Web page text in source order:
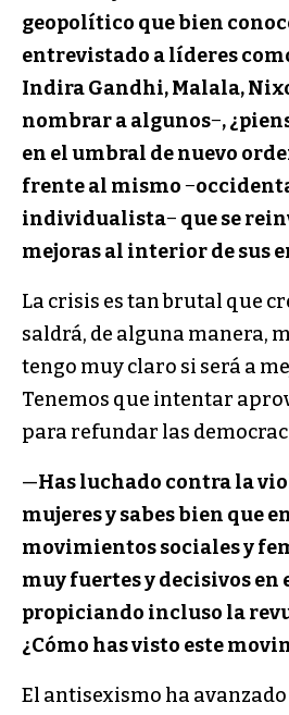
geopolítico que bien
entrevistado a líderes
Indira Gandhi, Malala,
nombrar a algunos−,
en el umbral de nuevo
frente al mismo−
individualista− que se
mejoras al interior de sus
La crisis es tan brutal que
saldrá, de alguna manera,
tengo muy claro si será a
Tenemos que intentar
para refundar las
—Has luchado contra la
mujeres y sabes bien que
movimientos sociales y
muy fuertes y decisivos
propiciando incluso la
¿Cómo has visto este
El antisexismo ha